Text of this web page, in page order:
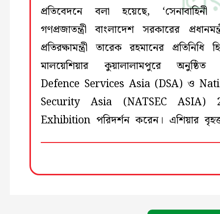
প্রতিবেদনে বলা হয়েছে, ‘সেনাবাহিনী
গণপ্রজাতন্ত্রী বাংলাদেশ সরকারের
প্রতিরক্ষামন্ত্রী তারেক রহমানের প্রতিনিধি
মালয়েশিয়ার কুয়ালালামপুরে
Defence Services Asia (DSA) ও
Security Asia (NATSEC ASIA)
Exhibition পরিদর্শন করেন। এশিয়ার